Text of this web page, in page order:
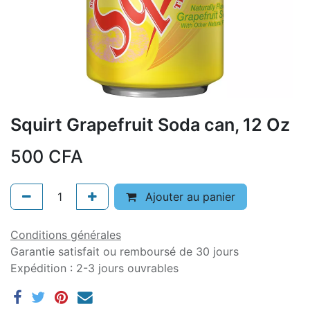
Squirt Grapefruit Soda can, 12 Oz
500 CFA
Ajouter au panier
Conditions générales
Garantie satisfait ou remboursé de 30 jours
Expédition : 2-3 jours ouvrables